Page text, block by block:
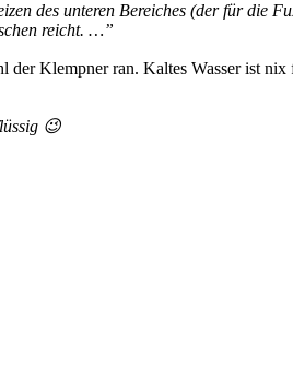
des unteren Bereiches (der für die
reicht. …”
Klempner ran. Kaltes Wasser ist
😉